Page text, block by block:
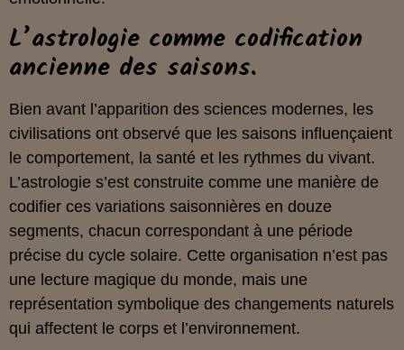
L’astrologie comme codification
ancienne des saisons.
Bien avant l’apparition des sciences modernes, les
civilisations ont observé que les saisons influençaient
le comportement, la santé et les rythmes du vivant.
L’astrologie s’est construite comme une manière de
codifier ces variations saisonnières en douze
segments, chacun correspondant à une période
précise du cycle solaire. Cette organisation n’est pas
une lecture magique du monde, mais une
représentation symbolique des changements naturels
qui affectent le corps et l’environnement.